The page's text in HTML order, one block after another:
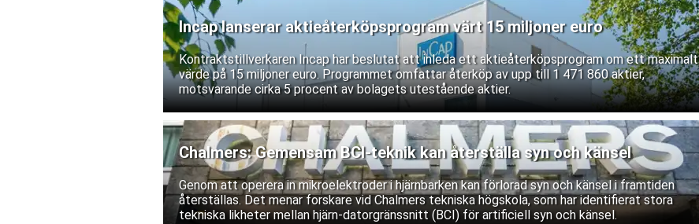
Incap lanserar aktieåterköpsprogram värt 15 miljoner euro
Kontraktstillverkaren Incap har beslutat att inleda ett aktieåterköpsprogram om ett maximalt
värde på 15 miljoner euro. Programmet omfattar återköp av upp till 1 471 860 aktier,
motsvarande cirka 5 procent av bolagets utestående aktier.
Chalmers: Gemensam BCI-teknik kan återställa syn och känsel
Genom att operera in mikroelektroder i hjärnbarken kan förlorad syn och känsel i framtiden
återställas. Det menar forskare vid Chalmers tekniska högskola, som har identifierat stora
tekniska likheter mellan hjärn-datorgränssnitt (BCI) för artificiell syn och känsel.